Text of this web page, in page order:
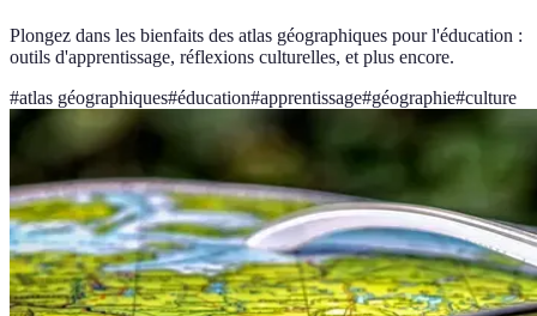
Plongez dans les bienfaits des atlas géographiques pour l'éducation :
outils d'apprentissage, réflexions culturelles, et plus encore.
#atlas géographiques#éducation#apprentissage#géographie#culture